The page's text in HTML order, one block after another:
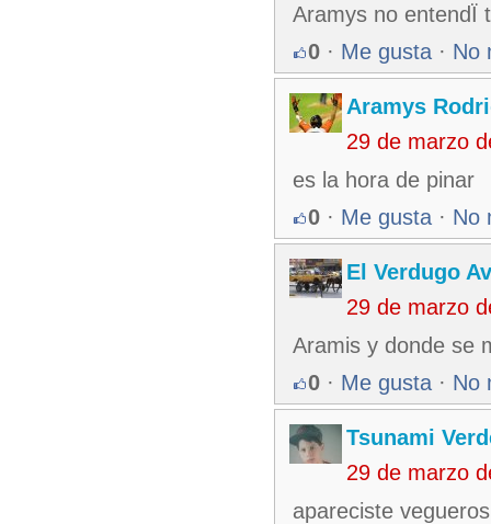
Aramys no entendÏ
0 · Me gusta · No
Aramys
29 de marzo
es la hora de pinar
0 · Me gusta · No
El Verdugo
29 de marzo
Aramis y donde se
0 · Me gusta · No
Tsunami
29 de marzo
apareciste